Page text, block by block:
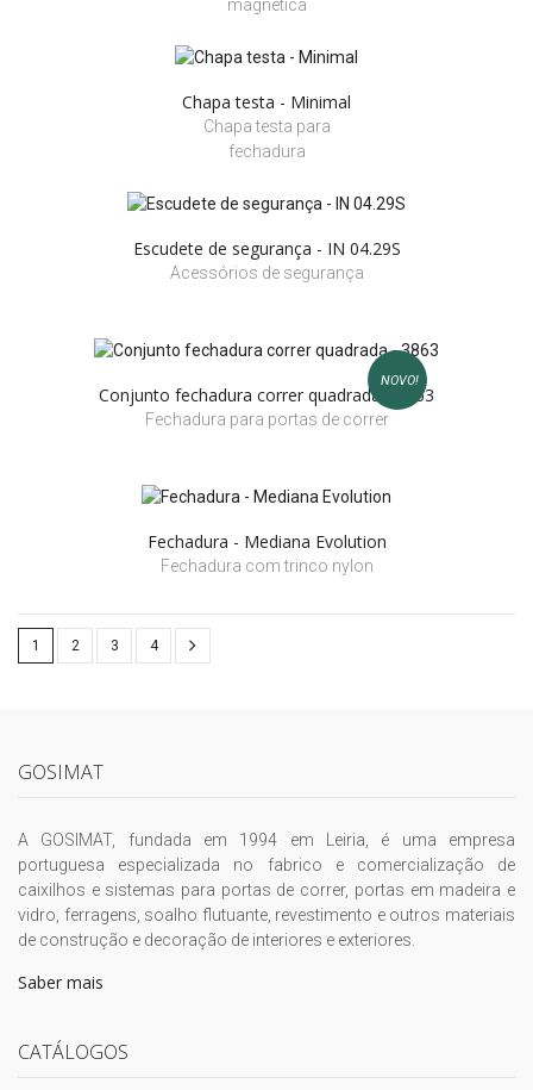
magnética
Chapa testa - Minimal
Chapa testa para
fechadura
Escudete de segurança - IN 04.29S
Acessórios de segurança
NOVO!
Conjunto fechadura correr quadrada - 3863
Fechadura para portas de correr
Fechadura - Mediana Evolution
Fechadura com trinco nylon
1 2 3 4
GOSIMAT
A GOSIMAT, fundada em 1994 em Leiria, é uma empresa
portuguesa especializada no fabrico e comercialização de
caixilhos e sistemas para portas de correr, portas em madeira e
vidro, ferragens, soalho flutuante, revestimento e outros materiais
de construção e decoração de interiores e exteriores.
Saber mais
CATÁLOGOS